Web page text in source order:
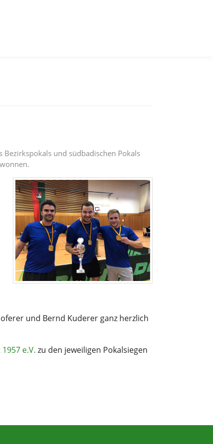
Bezirkspokals und südbadischen Pokals
und Bernd Kuderer ganz herzlich
e.V. zu den jeweiligen Pokalsiegen